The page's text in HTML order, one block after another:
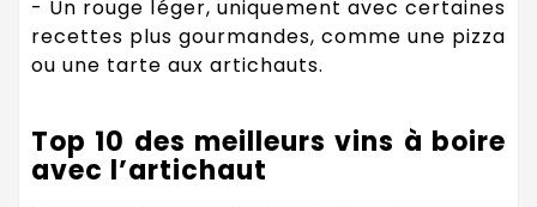
- Un rouge léger, uniquement avec certaines
recettes plus gourmandes, comme une pizza
ou une tarte aux artichauts.
Top 10 des meilleurs vins à boire
avec l’artichaut